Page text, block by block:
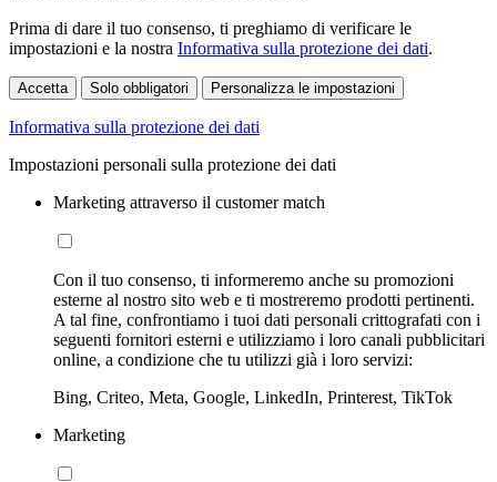
Prima di dare il tuo consenso, ti preghiamo di verificare le
impostazioni e la nostra Informativa sulla protezione dei dati.
Accetta Solo obbligatori Personalizza le impostazioni
Informativa sulla protezione dei dati
Impostazioni personali sulla protezione dei dati
Marketing attraverso il customer match
Con il tuo consenso, ti informeremo anche su promozioni
esterne al nostro sito web e ti mostreremo prodotti pertinenti.
A tal fine, confrontiamo i tuoi dati personali crittografati con i
seguenti fornitori esterni e utilizziamo i loro canali pubblicitari
online, a condizione che tu utilizzi già i loro servizi:
Bing, Criteo, Meta, Google, LinkedIn, Printerest, TikTok
Marketing